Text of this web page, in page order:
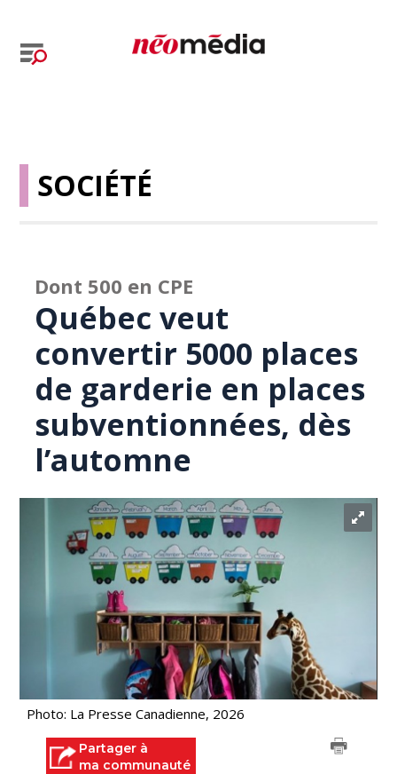
SOCIÉTÉ
Dont 500 en CPE
Québec veut
convertir 5000 places
de garderie en places
subventionnées, dès
l’automne
Photo: La Presse Canadienne, 2026
Partager à
ma communauté